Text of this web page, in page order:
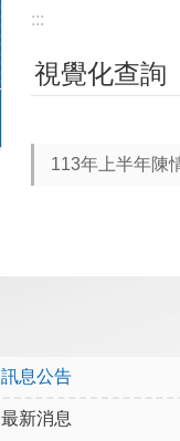
:::
視覺化查詢
113年上半年陳
訊息公告
最新消息